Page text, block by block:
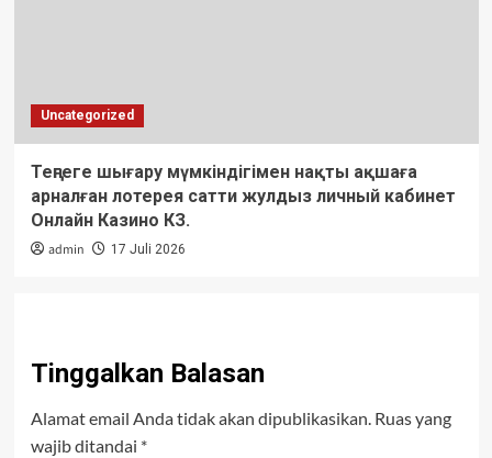
Uncategorized
Теңгеге шығару мүмкіндігімен нақты ақшаға
арналған лотерея сатти жулдыз личный кабинет
Онлайн Казино КЗ.
admin 17 Juli 2026
Tinggalkan Balasan
Alamat email Anda tidak akan dipublikasikan. Ruas yang
wajib ditandai *